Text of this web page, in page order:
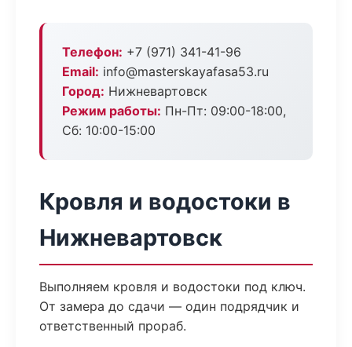
Телефон: +7 (971) 341-41-96
Email: info@masterskayafasa53.ru
Город: Нижневартовск
Режим работы: Пн-Пт: 09:00-18:00,
Сб: 10:00-15:00
Кровля и водостоки в
Нижневартовск
Выполняем кровля и водостоки под ключ.
От замера до сдачи — один подрядчик и
ответственный прораб.